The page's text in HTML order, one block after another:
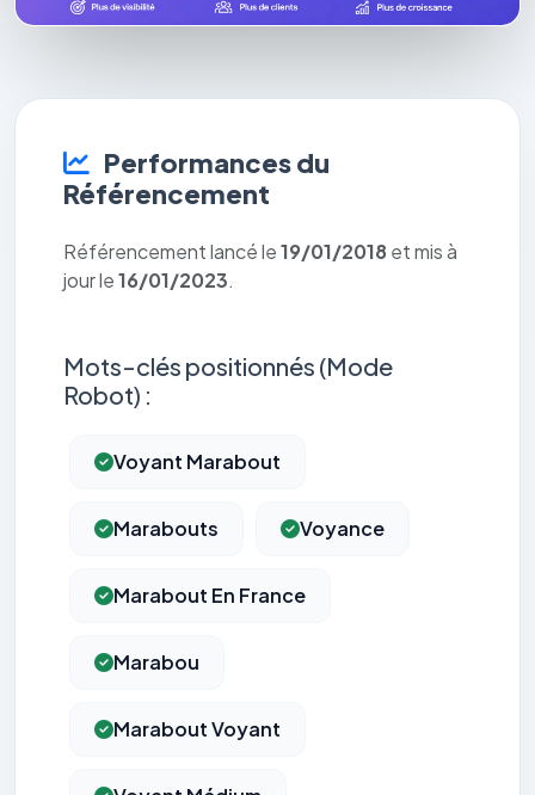
Performances du
Référencement
Référencement lancé le19/01/2018 et mis à
jour le16/01/2023.
Mots-clés positionnés (Mode
Robot) :
Voyant Marabout
Marabouts Voyance
Marabout En France
Marabou
Marabout Voyant